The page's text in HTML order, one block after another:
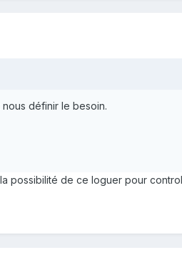
définir le besoin.
possibilité de ce loguer pour